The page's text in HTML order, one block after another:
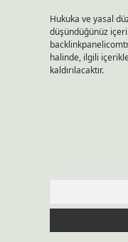
Hukuka ve yasal
düşündüğünüz
halinde, ilgili
kaldırılacaktır.